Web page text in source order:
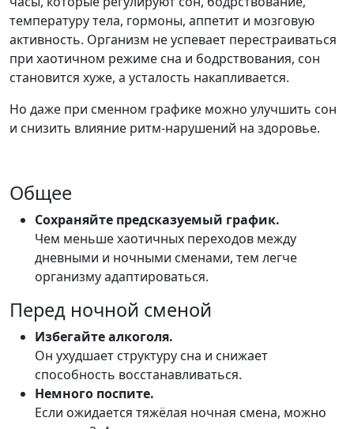
температуру тела, гормоны, аппетит и мозговую
активность. Организм не успевает перестраиваться
при хаотичном режиме сна и бодрствования, сон
становится хуже, а усталость накапливается.
Но даже при сменном графике можно улучшить сон
и снизить влияние ритм-нарушений на здоровье.
Общее
Сохраняйте предсказуемый график.
Чем меньше хаотичных переходов между
дневными и ночными сменами, тем легче
организму адаптироваться.
Перед ночной сменой
Избегайте алкоголя.
Он ухудшает структуру сна и снижает
способность восстанавливаться.
Немного поспите.
Если ожидается тяжёлая ночная смена, можно